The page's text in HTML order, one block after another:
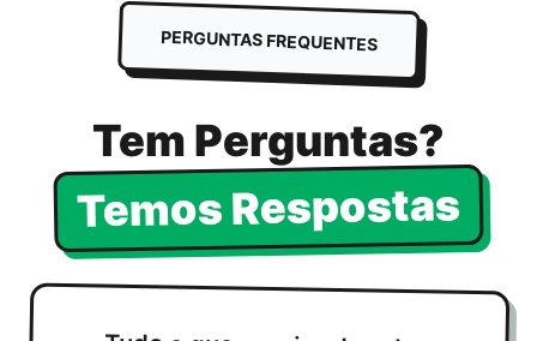
PERGUNTAS FREQUENTES
Tem Perguntas?
Temos Respostas